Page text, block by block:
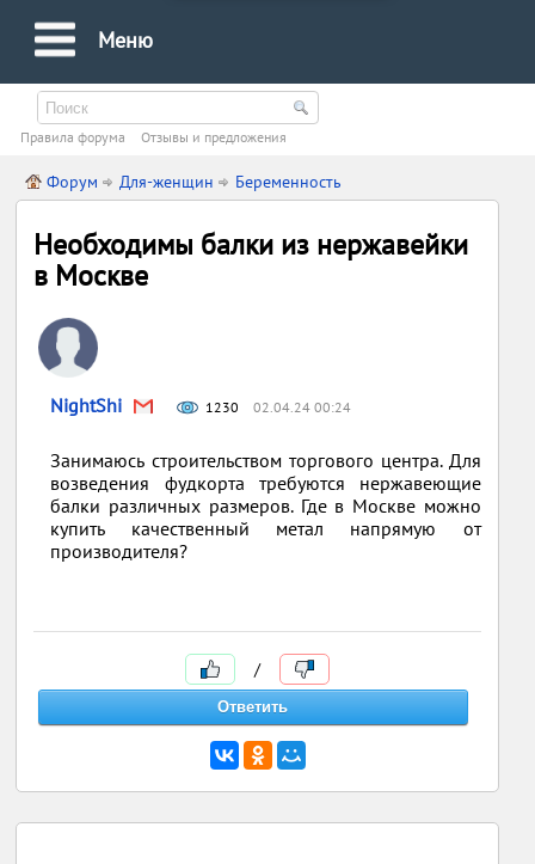
Меню
Правила форума Oтзывы и предложения
Форум Для-женщин Беременность
Необходимы балки из нержавейки
в Москве
NightShi 1230 02.04.24 00:24
Занимаюсь строительством торгового центра. Для
возведения фудкорта требуются нержавеющие
балки различных размеров. Где в Москве можно
купить качественный метал напрямую от
производителя?
/